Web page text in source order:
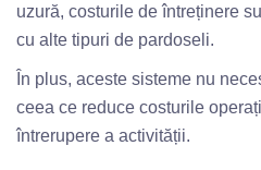
uzură, costurile de întreținere
cu alte tipuri de pardoseli.
În plus, aceste sisteme nu
ceea ce reduce costurile
întrerupere a activității.